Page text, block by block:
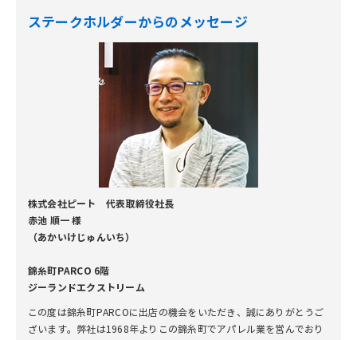
ステークホルダーからのメッセージ
株式会社ピート 代表取締役社長
赤池 順一 様
（あかいけじゅんいち）
錦糸町PARCO 6階
ジーランドエクストリーム
この度は錦糸町PARCOに出店の機会をいただき、誠にありがとうご
ざいます。弊社は1968年よりこの錦糸町でアパレル業を営んでおり